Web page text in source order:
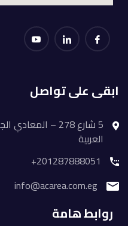
ابقى على تواصل
5 شارع 278 –
العربية
201287888051+
info@acarea.com.eg
روابط هامة